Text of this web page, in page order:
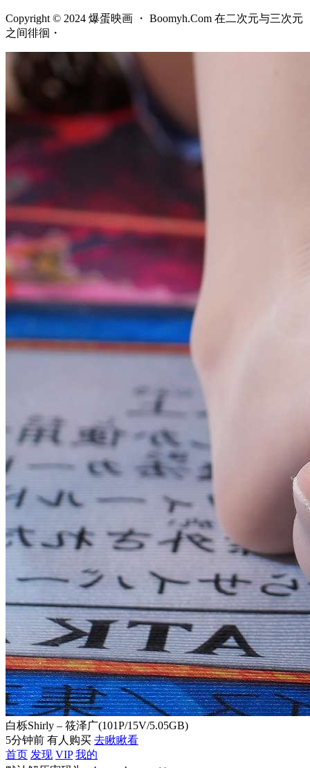
Copyright © 2024 爆蛋映画 ・ Boomyh.Com 在二次元与三次元
之间徘徊・
白栎Shirly – 筱泽广(101P/15V/5.05GB)
5分钟前 有人购买 去瞅瞅看
首页 发现 VIP 我的